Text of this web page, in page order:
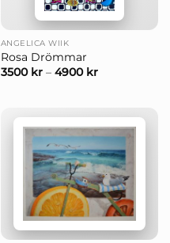
ANGELICA WIIK
Rosa Drömmar
3500 kr– 4900 kr